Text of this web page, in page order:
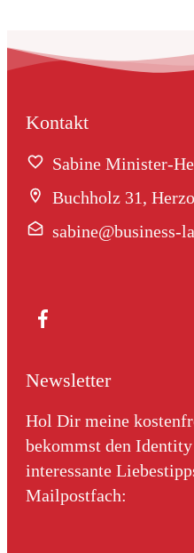
Kontakt
Sabine Minister-
Buchholz 31,
sabine@business-
Newsletter
Hol Dir meine
bekommst den
interessante
Mailpostfach: